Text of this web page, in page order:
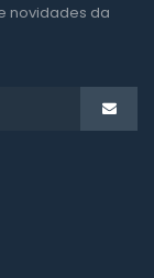
novidades da